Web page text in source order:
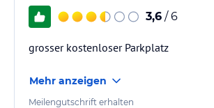
3,6 / 6
grosser kostenloser Parkplatz
Mehr anzeigen
Meilengutschrift erhalten